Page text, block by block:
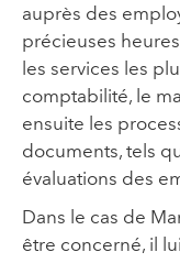
auprès des
précieuses
les services les
comptabilité, le
ensuite les
documents, tels
évaluations des
Dans le cas de
être concerné, il